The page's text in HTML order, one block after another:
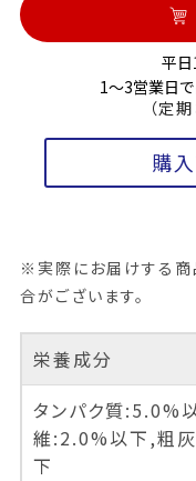
平
1～3営業日
（定
購
※実際にお届けする商
合がございます。
栄養成分
タンパク質:5.0%
維:2.0%以下,粗
下